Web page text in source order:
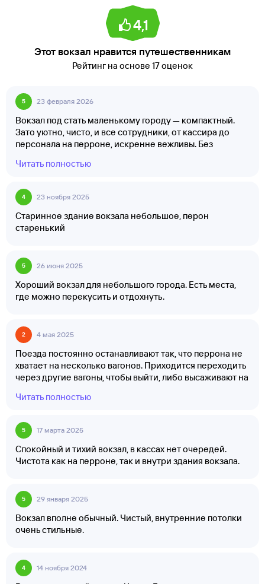
4,1
Этот вокзал нравится путешественникам
Рейтинг на основе 17 оценок
5 23 февраля 2026
Вокзал под стать маленькому городу — компактный.
Зато уютно, чисто, и все сотрудники, от кассира до
персонала на перроне, искренне вежливы. Без
Читать полностью
4 23 ноября 2025
Старинное здание вокзала небольшое, перон
старенький
5 26 июня 2025
Хороший вокзал для небольшого города. Есть места,
где можно перекусить и отдохнуть.
2 4 мая 2025
Поезда постоянно останавливают так, что перрона не
хватает на несколько вагонов. Приходится переходить
через другие вагоны, чтобы выйти, либо высаживают на
сообщают. Успеть физически сложно, так как поезда
Читать полностью
5 17 марта 2025
Спокойный и тихий вокзал, в кассах нет очередей.
Чистота как на перроне, так и внутри здания вокзала.
5 29 января 2025
Вокзал вполне обычный. Чистый, внутренние потолки
очень стильные.
4 14 ноября 2024